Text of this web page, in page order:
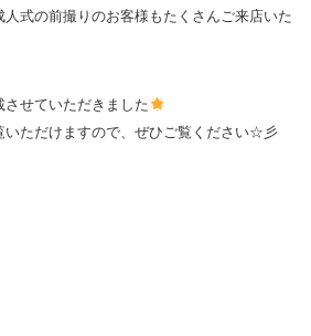
式の前撮りのお客様もたくさんご来店いた
せていただきました
いただけますので、ぜひご覧ください☆彡